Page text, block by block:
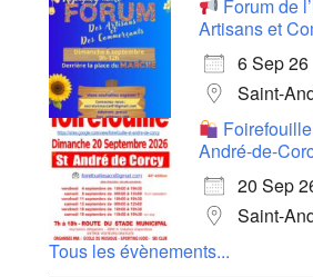
Forum de
Artisans et
6 Sep 26
Saint-
André-de-
20 Sep
Saint-
Tous les évènements...